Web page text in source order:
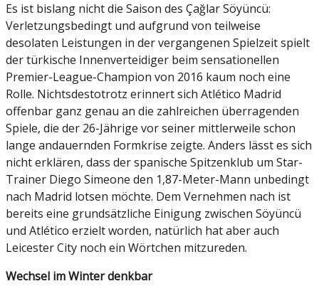
Es ist bislang nicht die Saison des Çağlar Söyüncü:
Verletzungsbedingt und aufgrund von teilweise
desolaten Leistungen in der vergangenen Spielzeit spielt
der türkische Innenverteidiger beim sensationellen
Premier-League-Champion von 2016 kaum noch eine
Rolle. Nichtsdestotrotz erinnert sich Atlético Madrid
offenbar ganz genau an die zahlreichen überragenden
Spiele, die der 26-Jährige vor seiner mittlerweile schon
lange andauernden Formkrise zeigte. Anders lässt es sich
nicht erklären, dass der spanische Spitzenklub um Star-
Trainer Diego Simeone den 1,87-Meter-Mann unbedingt
nach Madrid lotsen möchte. Dem Vernehmen nach ist
bereits eine grundsätzliche Einigung zwischen Söyüncü
und Atlético erzielt worden, natürlich hat aber auch
Leicester City noch ein Wörtchen mitzureden.
Wechsel im Winter denkbar